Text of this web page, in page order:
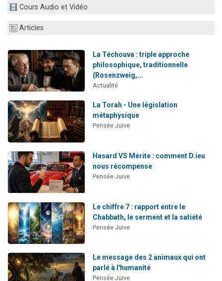
Il reste 49 places pour étudier en groupe sur Zoom
2 nouvelles musiques dans Torah-Box Music
Cours Audio et Vidéo
Articles
La Téchouva : triple approche
philosophique, traditionnelle
(Rosenzweig,...
Actualité
La Torah - Une législation
métaphysique
Pensée Juive
Hasard VS Mérite : comment D.ieu
nous récompense
Pensée Juive
Le chiffre 7 : rapport entre le
Chabbath, le serment et la satiété
Pensée Juive
Le message des 2 animaux qui ont
parlé à l'humanité
Pensée Juive